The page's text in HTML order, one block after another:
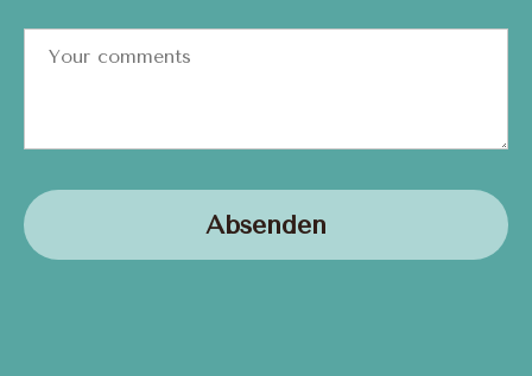
Absenden